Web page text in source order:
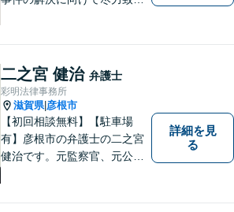
二之宮 健治 弁護士
彩明法律事務所
滋賀県| 彦根市
【初回相談無料】【駐車場
有】彦根市の弁護士の二之宮
健治です。元監察官、元公務
トいたします。
詳細を見
る